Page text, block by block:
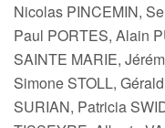
Nicolas PINCEMIN,
Paul PORTES, Alain
SAINTE MARIE,
Simone STOLL,
SURIAN, Patricia